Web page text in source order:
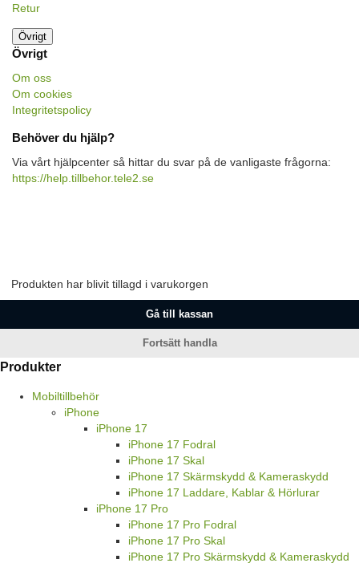
Retur
Övrigt
Övrigt
Om oss
Om cookies
Integritetspolicy
Behöver du hjälp?
Via vårt hjälpcenter så hittar du svar på de vanligaste frågorna:
https://help.tillbehor.tele2.se
Produkten har blivit tillagd i varukorgen
Gå till kassan
Fortsätt handla
Produkter
Mobiltillbehör
iPhone
iPhone 17
iPhone 17 Fodral
iPhone 17 Skal
iPhone 17 Skärmskydd & Kameraskydd
iPhone 17 Laddare, Kablar & Hörlurar
iPhone 17 Pro
iPhone 17 Pro Fodral
iPhone 17 Pro Skal
iPhone 17 Pro Skärmskydd & Kameraskydd